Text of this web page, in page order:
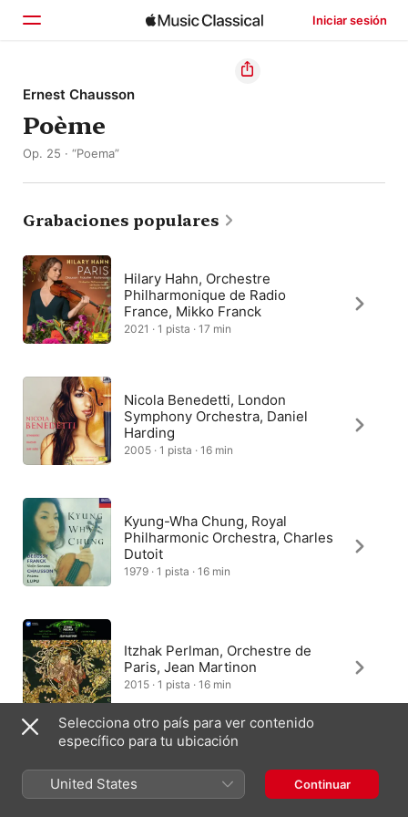
Iniciar sesión
Inicio
Explorar
Ernest Chausson
Poème
Op. 25 · “Poema”
Grabaciones populares
Hilary Hahn, Orchestre
Philharmonique de Radio
France, Mikko Franck
2021 · 1 pista · 17 min
Nicola Benedetti, London
Symphony Orchestra, Daniel
Harding
2005 · 1 pista · 16 min
Kyung-Wha Chung, Royal
Philharmonic Orchestra, Charles
Dutoit
1979 · 1 pista · 16 min
Itzhak Perlman, Orchestre de
Paris, Jean Martinon
2015 · 1 pista · 16 min
SWR Sinfonieorchester des
Südwestrundfunks, Tibor Szóke
Selecciona otro país para ver contenido
específico para tu ubicación
United States Continuar